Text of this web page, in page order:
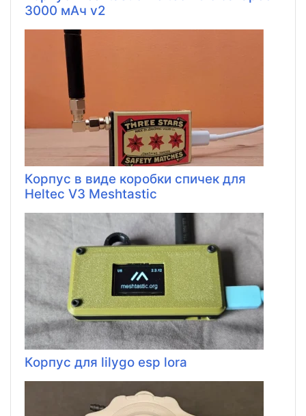
3000 мАч v2
Корпус в виде коробки спичек для
Heltec V3 Meshtastic
Корпус для lilygo esp lora